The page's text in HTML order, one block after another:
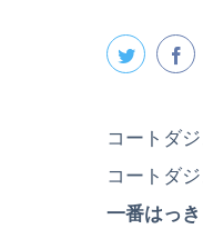
コートダ
コートダ
一番はっ